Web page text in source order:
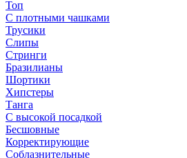
Топ
С плотными чашками
Трусики
Слипы
Стринги
Бразилианы
Шортики
Хипстеры
Танга
С высокой посадкой
Бесшовные
Корректирующие
Соблазнительные